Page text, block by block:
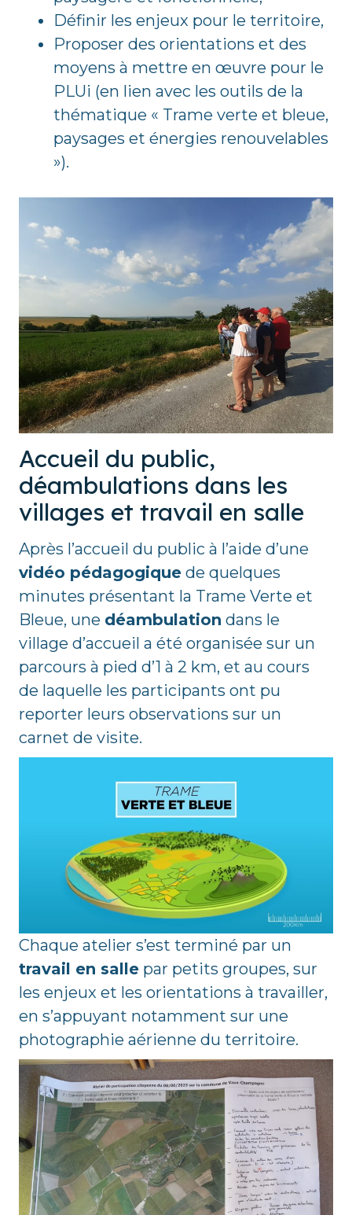
Définir les enjeux pour le territoire,
Proposer des orientations et des
moyens à mettre en œuvre pour le
PLUi (en lien avec les outils de la
thématique « Trame verte et bleue,
paysages et énergies renouvelables
»).
Accueil du public,
déambulations dans les
villages et travail en salle
Après l’accueil du public à l’aide d’une
vidéo pédagogique de quelques
minutes présentant la Trame Verte et
Bleue, une déambulation dans le
village d’accueil a été organisée sur un
parcours à pied d’1 à 2 km, et au cours
de laquelle les participants ont pu
reporter leurs observations sur un
carnet de visite.
Chaque atelier s’est terminé par un
travail en salle par petits groupes, sur
les enjeux et les orientations à travailler,
en s’appuyant notamment sur une
photographie aérienne du territoire.